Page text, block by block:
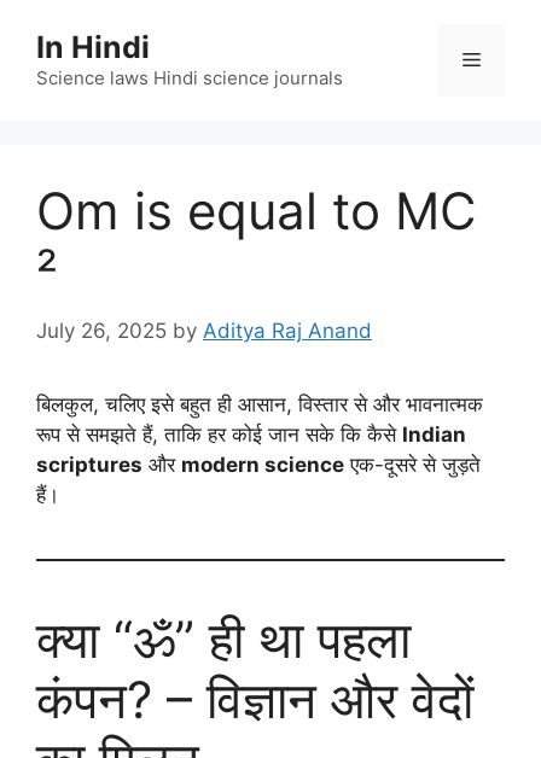
content
In Hindi
Science laws Hindi science journals
Menu
Om is equal to MC
²
July 26, 2025 by Aditya Raj Anand
बिलकुल, चलिए इसे बहुत ही आसान, विस्तार से और भावनात्मक
रूप से समझते हैं, ताकि हर कोई जान सके कि कैसे Indian
scriptures और modern science एक-दूसरे से जुड़ते
हैं।
क्या “ॐ” ही था पहला
कंपन? – विज्ञान और वेदों